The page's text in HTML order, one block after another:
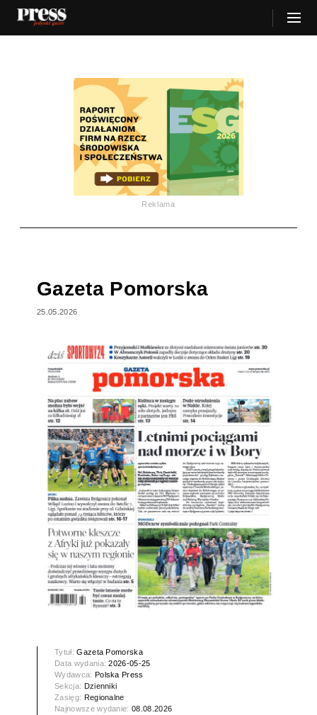
Reklama
Gazeta Pomorska
25.05.2026
Tytuł:Gazeta Pomorska
Data wydania:2026-05-25
Wydawca: Polska Press
Sekcja: Dzienniki
Zasięg: Regionalne
Najnowsze wydanie:08.08.2026